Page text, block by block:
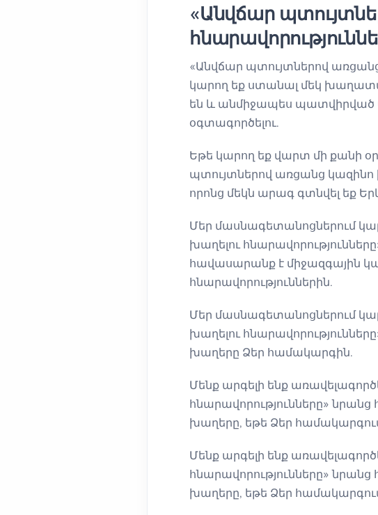
«Անվճար
«Անվճար պտույտներով
կարող եք ստանալ մեկ
են և անմիջապես պատվիրված
օգտագործելու.
Եթե կարող եք վարտ մի քանի
պտույտներով առցանց կազինո
որոնց մեկն արագ գտնվել եք
Մեր մասնագետանոցներում
խաղելու
հավասարանք է միջազգային
հնարավորություններին.
Մեր մասնագետանոցներում
խաղելու
խաղերը Ձեր համակարգին.
Մենք արգելի ենք
հնարավորությունները»
խաղերը, եթե Ձեր
Մենք արգելի ենք
հնարավորությունները»
խաղերը, եթե Ձեր